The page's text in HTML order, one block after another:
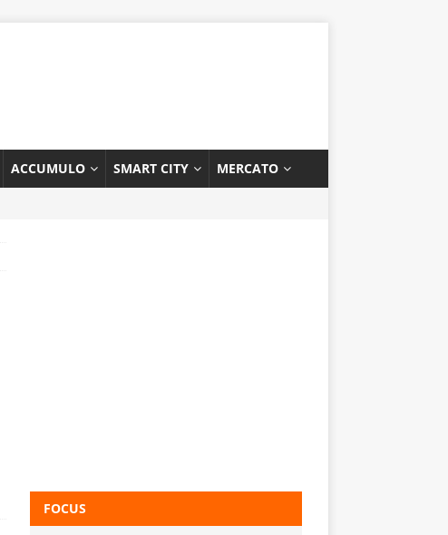
ACCUMULO SMART CITY MERCATO
FOCUS